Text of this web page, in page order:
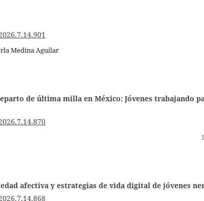
Medina Aguilar
de última milla en México: Jóvenes trabajando
afectiva y estrategias de vida digital de jóvenes